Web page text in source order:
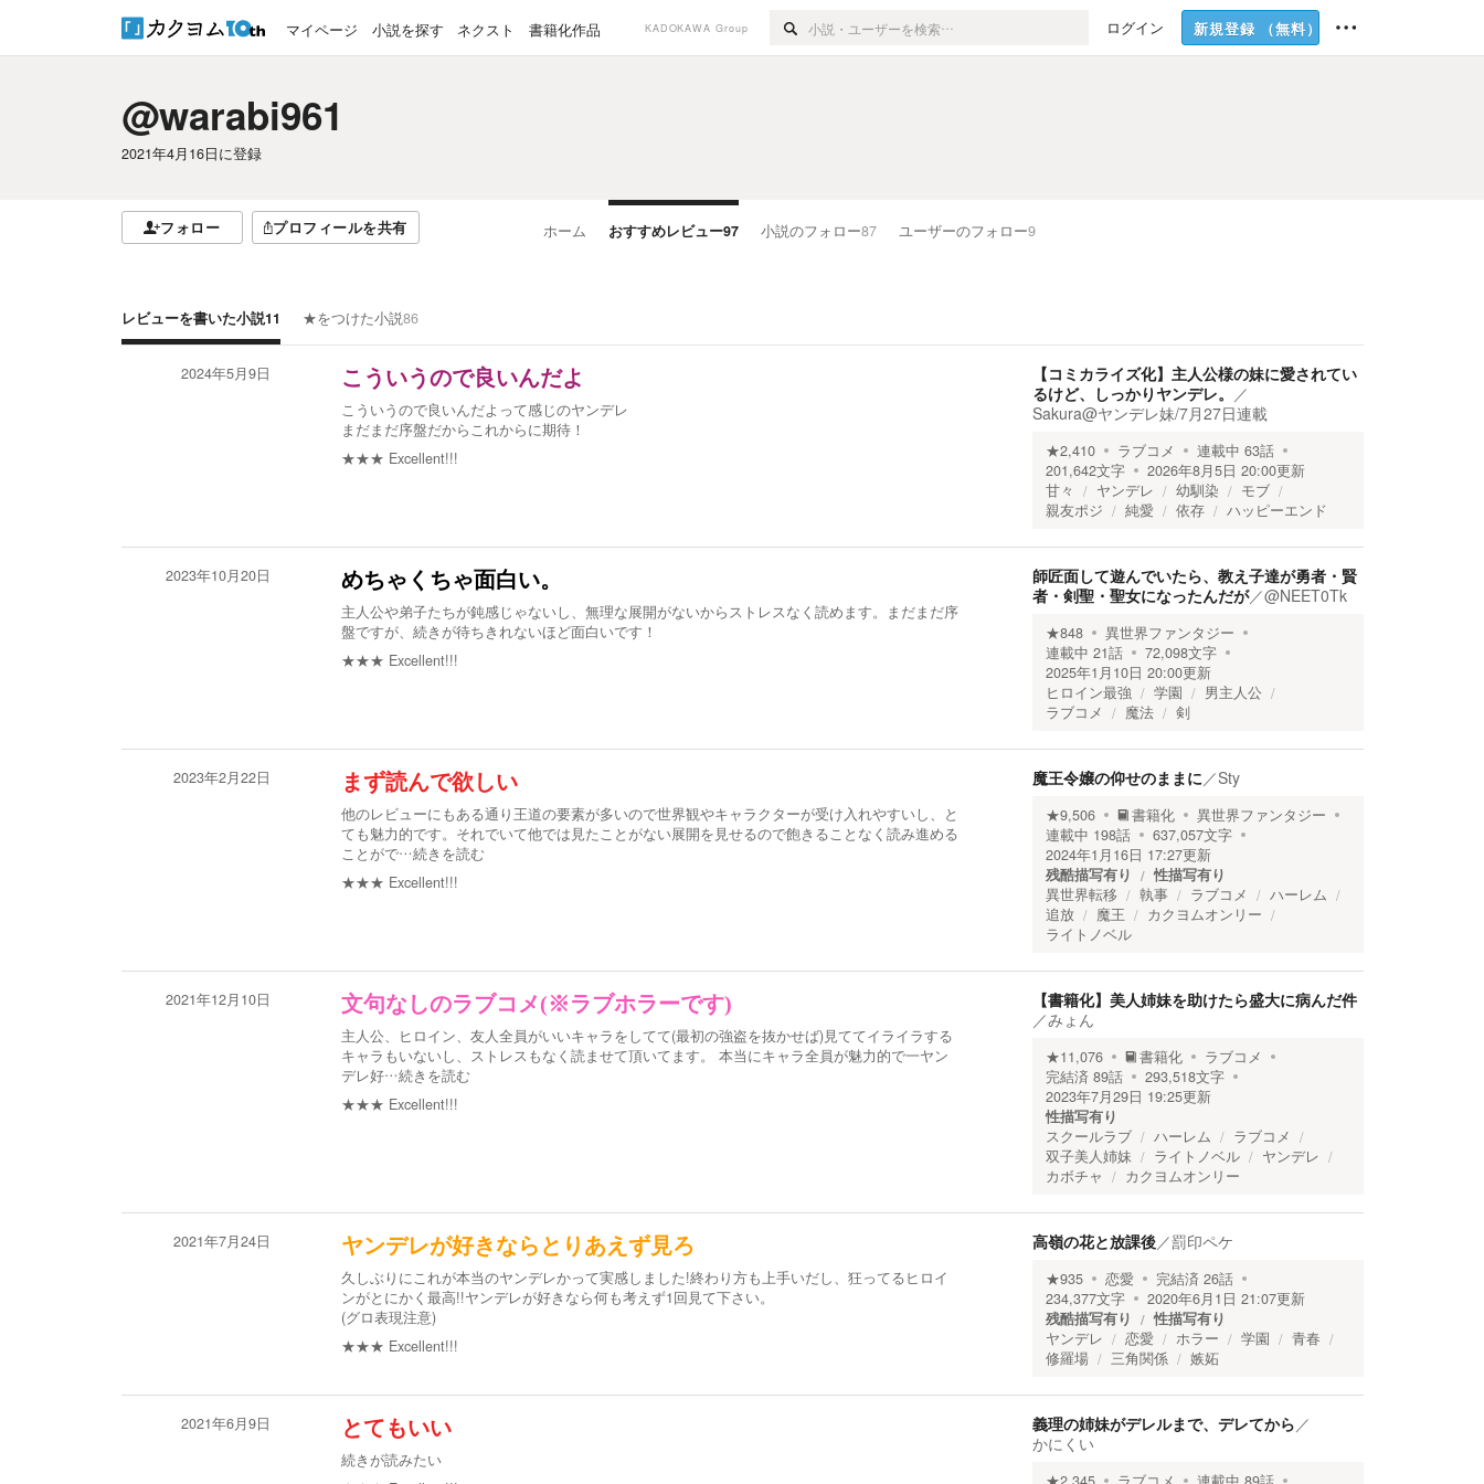
マイページ 小説を探す ネクスト 書籍化作品 KADOKAWA Group ログイン 新規登録 （無料）
@warabi961
2021年4月16日に登録
フォロー プロフィールを共有 ホーム おすすめレビュー97 小説のフォロー87 ユーザーのフォロー9
レビューを書いた小説11 ★をつけた小説86
2024年5月9日 こういうので良いんだよ
こういうので良いんだよって感じのヤンデレ
まだまだ序盤だからこれからに期待！
★★★ Excellent!!!
【コミカライズ化】主人公様の妹に愛されてい
るけど、しっかりヤンデレ。 ／
Sakura@ヤンデレ妹/7月27日連載
★2,410 ラブコメ 連載中 63話
201,642文字 2026年8月5日 20:00更新
甘々
ヤンデレ 幼馴染
モブ
親友ポジ
純愛 依存 ハッピーエンド
2023年10月20日 めちゃくちゃ面白い。
主人公や弟子たちが鈍感じゃないし、無理な展開がないからストレスなく読めます。まだまだ序
盤ですが、続きが待ちきれないほど面白いです！
★★★ Excellent!!!
師匠面して遊んでいたら、教え子達が勇者・賢
者・剣聖・聖女になったんだが／@NEET0Tk
★848
異世界ファンタジー
連載中 21話 72,098文字
2025年1月10日 20:00更新
ヒロイン最強
学園
男主人公
ラブコメ
魔法 剣
2023年2月22日 まず読んで欲しい
他のレビューにもある通り王道の要素が多いので世界観やキャラクターが受け入れやすいし、と
ても魅力的です。それでいて他では見たことがない展開を見せるので飽きることなく読み進める
ことがで…続きを読む
★★★ Excellent!!!
魔王令嬢の仰せのままに／Sty
★9,506 書籍化
異世界ファンタジー
連載中 198話 637,057文字
2024年1月16日 17:27更新
残酷描写有り
性描写有り
異世界転移
執事 ラブコメ
ハーレム
追放
魔王
カクヨムオンリー
ライトノベル
2021年12月10日 文句なしのラブコメ(※ラブホラーです)
主人公、ヒロイン、友人全員がいいキャラをしてて(最初の強盗を抜かせば)見ててイライラする
キャラもいないし、ストレスもなく読ませて頂いてます。 本当にキャラ全員が魅力的で一ヤン
デレ好…続きを読む
★★★ Excellent!!!
【書籍化】美人姉妹を助けたら盛大に病んだ件
／みょん
★11,076 書籍化
ラブコメ
完結済 89話 293,518文字
2023年7月29日 19:25更新
性描写有り
スクールラブ
ハーレム
ラブコメ
双子美人姉妹
ライトノベル
ヤンデレ
カボチャ
カクヨムオンリー
2021年7月24日 ヤンデレが好きならとりあえず見ろ
久しぶりにこれが本当のヤンデレかって実感しました!終わり方も上手いだし、狂ってるヒロイ
ンがとにかく最高!!ヤンデレが好きなら何も考えず1回見て下さい。
(グロ表現注意)
★★★ Excellent!!!
高嶺の花と放課後／罰印ペケ
★935 恋愛 完結済 26話
234,377文字 2020年6月1日 21:07更新
残酷描写有り
性描写有り
ヤンデレ
恋愛 ホラー 学園
青春
修羅場
三角関係 嫉妬
2021年6月9日 とてもいい
続きが読みたい
義理の姉妹がデレルまで、デレてから／
かにくい